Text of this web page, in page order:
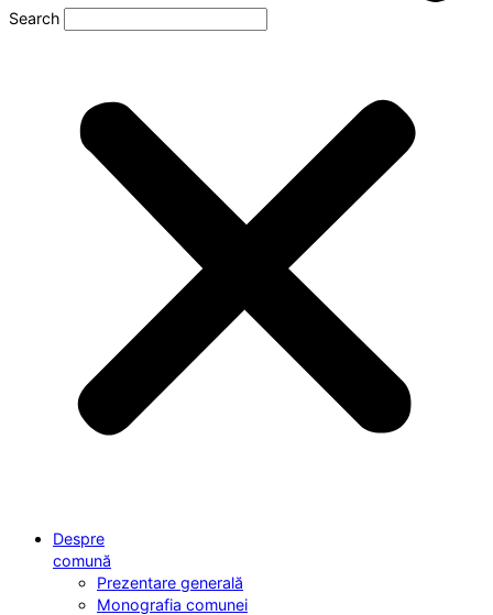
Search
Despre
comună
Prezentare generală
Monografia comunei